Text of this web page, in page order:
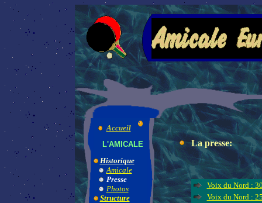
Accueil
L'AMICALE
Historique
Amicale
Presse
Photos
Structure
La presse:
Voix du Nord :
Voix du Nord :